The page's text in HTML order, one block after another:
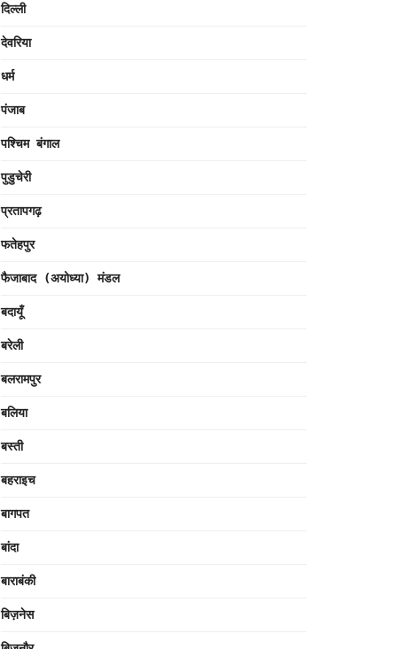
दिल्ली
देवरिया
धर्म
पंजाब
पश्चिम बंगाल
पुडुचेरी
प्रतापगढ़
फतेहपुर
फैजाबाद (अयोध्या) मंडल
बदायूँ
बरेली
बलरामपुर
बलिया
बस्ती
बहराइच
बागपत
बांदा
बाराबंकी
बिज़नेस